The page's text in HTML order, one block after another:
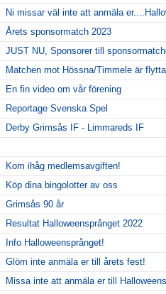
Ni missar väl inte att anmäla
Årets sponsormatch 2023
JUST NU, Sponsorer till
Matchen mot Hössna/Timmele är
En fin video om vår förening
Reportage Svenska Spel
Derby Grimsås IF - Limmareds IF
Kom ihåg medlemsavgiften!
Köp dina bingolotter av oss
Grimsås 90 år
Resultat Halloweensprånget 2022
Info Halloweensprånget!
Glöm inte anmäla er till årets fest!
Missa inte att anmäla er till